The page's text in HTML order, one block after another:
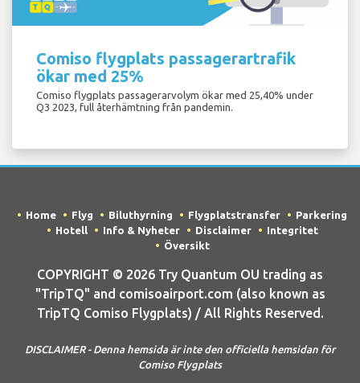
Comiso flygplats passagerartrafik
ökar med 25%
Comiso flygplats passagerarvolym ökar med 25,40% under
Q3 2023, full återhämtning från pandemin.
Home Flyg Biluthyrning Flygplatstransfer
Parkering
Hotell
Info & Nyheter Disclaimer
Integritet
Översikt
COPYRIGHT © 2026 Try Quantum OU trading as
"TripTQ" and comisoairport.com (also known as
TripTQ Comiso Flygplats) / All Rights Reserved.
DISCLAIMER - Denna hemsida är inte den officiella hemsidan för
Comiso Flygplats